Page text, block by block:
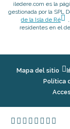
iledere.com es la
gestionada por la SPL
de la Isla de Ré
residentes en el
Mapa del sitio
Política